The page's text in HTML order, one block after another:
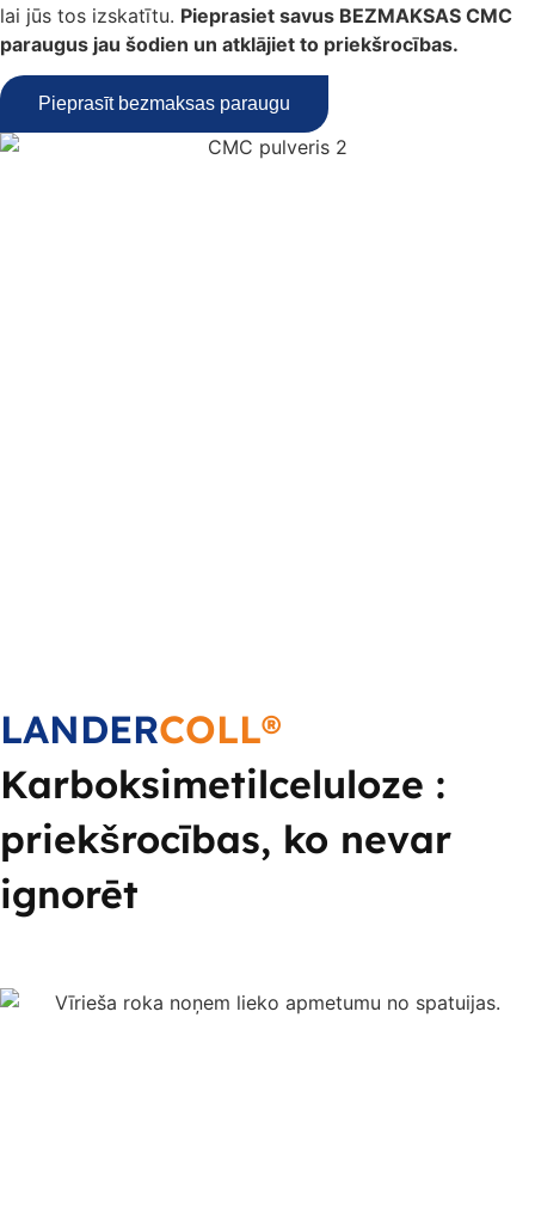
lai jūs tos izskatītu. Pieprasiet savus BEZMAKSAS CMC
paraugus jau šodien un atklājiet to priekšrocības.
Pieprasīt bezmaksas paraugu
LANDERCOLL®
Karboksimetilceluloze :
priekšrocības, ko nevar
ignorēt